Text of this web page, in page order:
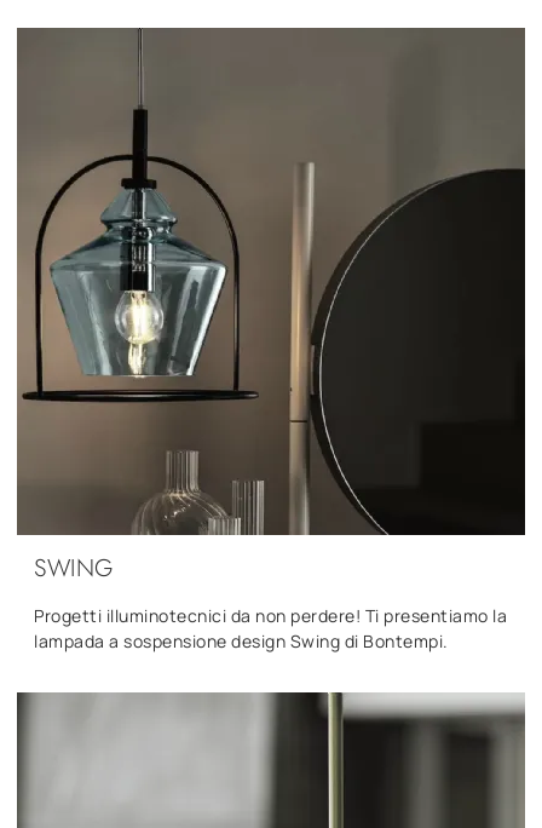
SWING
Progetti illuminotecnici da non perdere! Ti presentiamo la
lampada a sospensione design Swing di Bontempi.